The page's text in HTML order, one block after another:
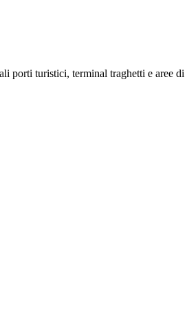
porti turistici, terminal traghetti e aree